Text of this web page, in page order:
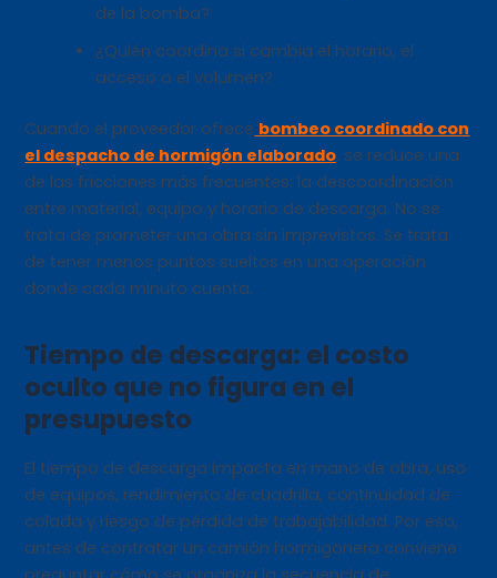
de la bomba?
¿Quién coordina si cambia el horario, el
acceso o el volumen?
Cuando el proveedor ofrece bombeo coordinado con
el despacho de hormigón elaborado, se reduce una
de las fricciones más frecuentes: la descoordinación
entre material, equipo y horario de descarga. No se
trata de prometer una obra sin imprevistos. Se trata
de tener menos puntos sueltos en una operación
donde cada minuto cuenta.
Tiempo de descarga: el costo
oculto que no figura en el
presupuesto
El tiempo de descarga impacta en mano de obra, uso
de equipos, rendimiento de cuadrilla, continuidad de
colada y riesgo de pérdida de trabajabilidad. Por eso,
antes de contratar un camión hormigonera conviene